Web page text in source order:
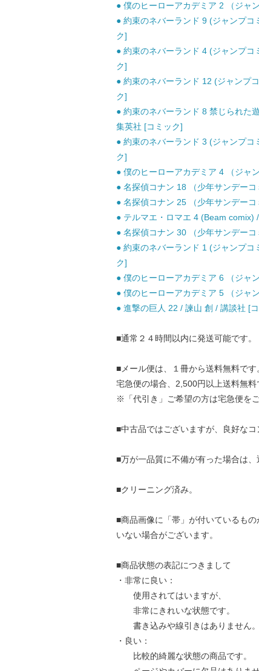
● 僕のヒーローアカデミア 2 （ジャ
● 約束のネバーランド 9 (ジャンプ
ク]
● 約束のネバーランド 4 (ジャンプ
ク]
● 約束のネバーランド 12 (ジャンプ
ク]
● 約束のネバーランド 8 禁じられた
集英社 [コミック]
● 約束のネバーランド 3 (ジャンプ
ク]
● 僕のヒーローアカデミア 4 （ジャ
● 名探偵コナン 18 （少年サンデー
● 名探偵コナン 25 （少年サンデー
● テルマエ・ロマエ 4 (Beam comix)
● 名探偵コナン 30 （少年サンデー
● 約束のネバーランド 1 (ジャンプ
ク]
● 僕のヒーローアカデミア 6 （ジャ
● 僕のヒーローアカデミア 5 （ジャ
● 進撃の巨人 22 / 諫山 創 / 講談社 [
■通常２４時間以内に発送可能です。
■メール便は、１冊から送料無料です
宅急便の場合、2,500円以上送料無料
※「代引き」ご希望の方は宅急便をご
■中古品ではございますが、良好なコ
■万が一品質に不備が有った場合は、
■クリーニング済み。
■商品画像に「帯」が付いているも
いない場合がございます。
■商品状態の表記につきまして
・非常に良い：
使用されてはいますが、
非常にきれいな状態です。
書き込みや線引きはありません。
・良い：
比較的綺麗な状態の商品です。